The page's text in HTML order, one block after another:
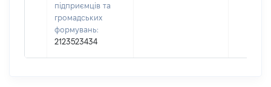
підприємців та
громадських
формувань:
2123523434